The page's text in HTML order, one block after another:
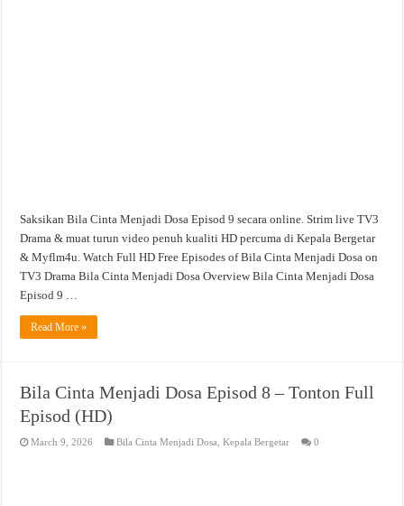
Saksikan Bila Cinta Menjadi Dosa Episod 9 secara online. Strim live TV3
Drama & muat turun video penuh kualiti HD percuma di Kepala Bergetar
& Myflm4u. Watch Full HD Free Episodes of Bila Cinta Menjadi Dosa on
TV3 Drama Bila Cinta Menjadi Dosa Overview Bila Cinta Menjadi Dosa
Episod 9 …
Read More »
Bila Cinta Menjadi Dosa Episod 8 – Tonton Full
Episod (HD)
March 9, 2026 Bila Cinta Menjadi Dosa ,Kepala Bergetar 0